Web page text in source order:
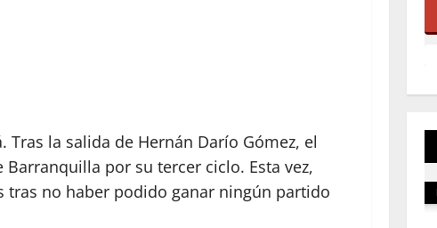
Tras la salida de Hernán Darío Gómez, el
por su tercer ciclo. Esta vez,
no haber podido ganar ningún partido